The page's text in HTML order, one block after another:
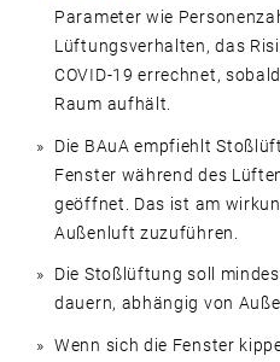
Parameter wie
Lüftungsverhalten, das
COVID-19 errechnet,
Raum aufhält.
Die BAuA empfiehlt
Fenster während des
geöffnet. Das ist am
Außenluft zuzuführen.
Die Stoßlüftung soll
dauern, abhängig von
Wenn sich die Fenster